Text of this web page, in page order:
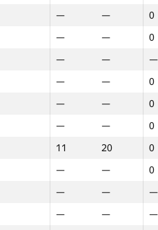
— —
0
— —
0
— —
—
— —
0
— —
0
— —
0
11 20
0
— —
0
— —
—
— —
—
— —
0
— —
0
— —
—
— —
0
— —
0
— —
0
11 20
0
— —
0
— —
—
— —
—